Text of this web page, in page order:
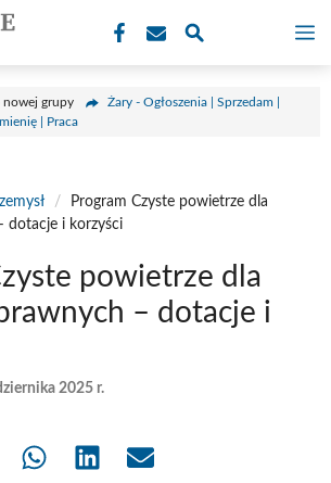
nowej grupy
Żary - Ogłoszenia | Sprzedam |
| Praca
/
Program Czyste powietrze dla
dotacje i korzyści
powietrze dla
– dotacje i
2025 r.
Share Share Share